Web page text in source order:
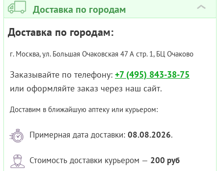
Доставка по городам ›
Доставка по городам:
г. Москва, ул. Большая Очаковская 47 А стр. 1, БЦ Очаково
Заказывайте по телефону: +7 (495) 843-38-75
или оформляйте заказ через наш сайт.
Доставим в ближайшую аптеку или курьером:
Примерная дата доставки: 08.08.2026.
Стоимость доставки курьером — 200 руб